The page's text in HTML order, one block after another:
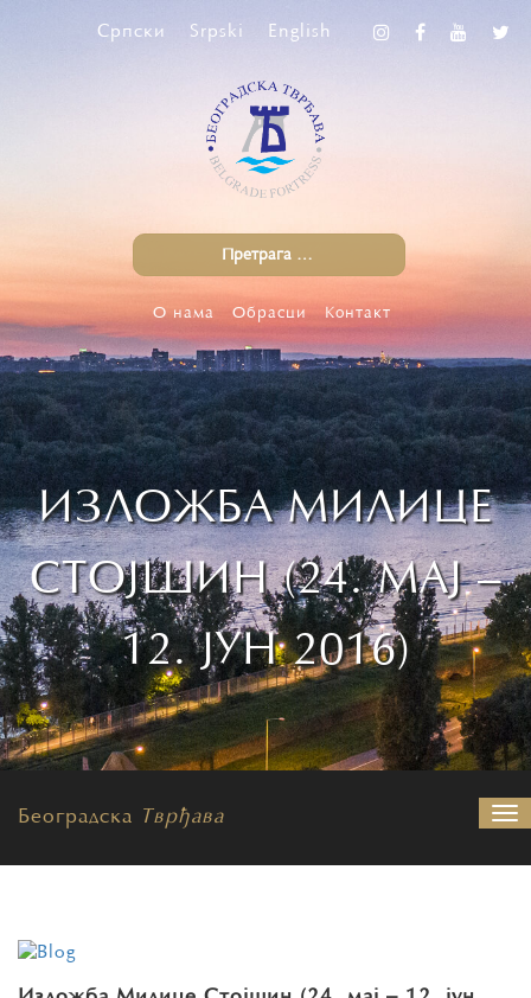
Српски Srpski English
О нама Обрасци Контакт
ИЗЛОЖБА МИЛИЦЕ
СТОЈШИН (24. МАЈ –
12. ЈУН 2016)
Београдска Тврђава